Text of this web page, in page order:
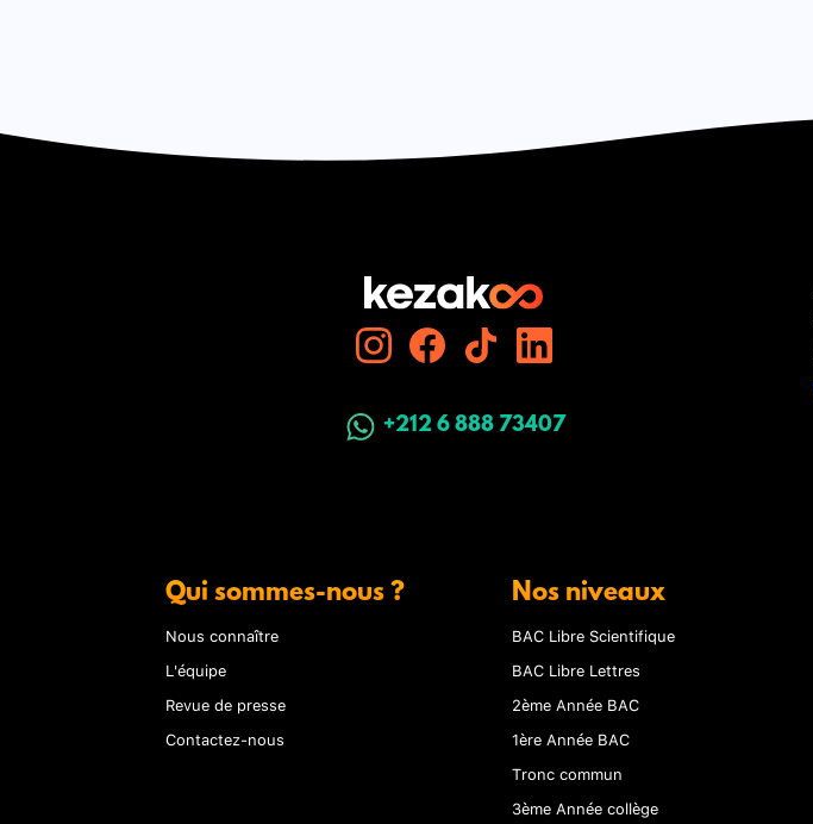
+212 6 888 73407
Qui sommes-nous ?
Nous connaître
L'équipe
Revue de presse
Contactez-nous
Nos niveaux
BAC Libre Scientifique
BAC Libre Lettres
2ème Année BAC
1ère Année BAC
Tronc commun
3ème Année collège